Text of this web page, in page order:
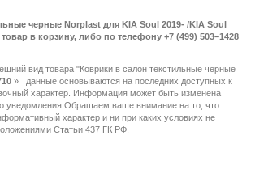
черные Norplast для KIA Soul 2019- /KIA Soul
в корзину, либо по телефону +7 (499) 503–1428
вид товара "Коврики в салон текстильные черные
»